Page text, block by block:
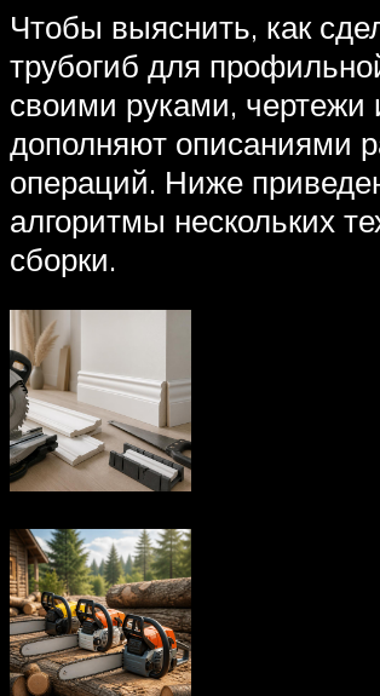
Чтобы выяснить, как
трубогиб для
своими руками, чертежи
дополняют описаниями
операций. Ниже
алгоритмы нескольких
сборки.